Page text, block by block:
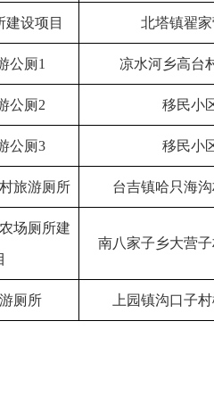
建设项目 北塔镇翟
公厕1 凉水河乡高台
公厕2 移民小
公厕3 移民小
旅游厕所 台吉镇哈只海
场厕所建
南八家子乡大营
厕所 上园镇沟口子